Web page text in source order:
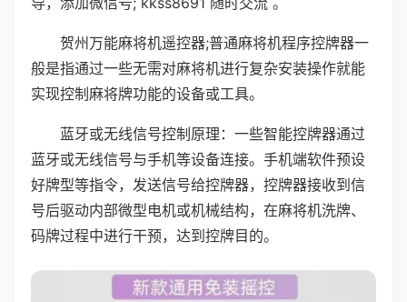
贺州万能麻将机遥控器;普通麻将机程序控牌器一
般是指通过一些无需对麻将机进行复杂安装操作就能
实现控制麻将牌功能的设备或工具。
蓝牙或无线信号控制原理：一些智能控牌器通过
蓝牙或无线信号与手机等设备连接。手机端软件预设
好牌型等指令，发送信号给控牌器，控牌器接收到信
号后驱动内部微型电机或机械结构，在麻将机洗牌、
码牌过程中进行干预，达到控牌目的。